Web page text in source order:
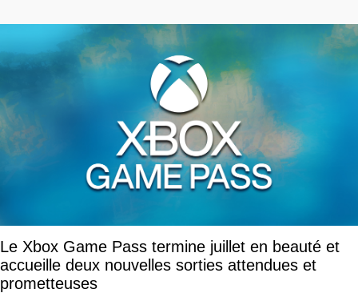
Le Xbox Game Pass termine juillet en beauté et
accueille deux nouvelles sorties attendues et
prometteuses